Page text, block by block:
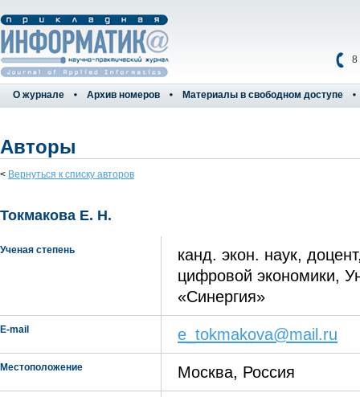
8
О журнале Архив номеров Материалы в свободном доступе
Авторы
< Вернуться к списку авторов
Токмакова Е. Н.
Ученая степень
канд. экон. наук,
цифровой экономики,
«Синергия»
E-mail e_tokmakova@mail.ru
Местоположение Москва, Россия